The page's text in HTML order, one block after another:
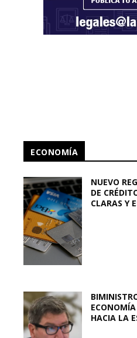
ECONOMÍA
NUEVO
DE
CLARAS Y
HACIA LA